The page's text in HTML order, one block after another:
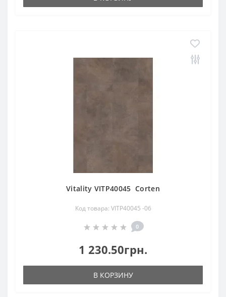
Vitality VITP40045 Corten
Код товара: VITP40045 -06
0
1 230.50грн.
В КОРЗИНУ